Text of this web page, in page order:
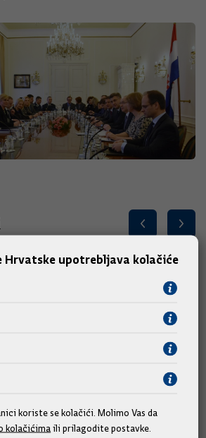
Hrvatske upotrebljava kolačiće
koriste se kolačići. Molimo Vas da
kolačićima ili prilagodite postavke.